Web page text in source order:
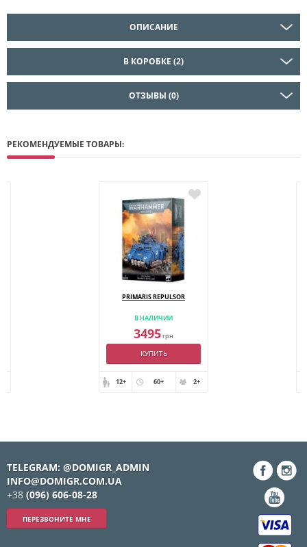
ОПИСАНИЕ
В КОРОБКЕ (2)
ОТЗЫВЫ (0)
РЕКОМЕНДУЕМЫЕ ТОВАРЫ:
PRIMARIS REPULSOR
В НАЛИЧИИ
3495грн
КУПИТЬ
12+ 60+ 2+
TELEGRAM: @DOMIGR_ADMIN
INFO@DOMIGR.COM.UA
+38 (096) 606-08-28
ПЕРЕЗВОНИТЕ МНЕ